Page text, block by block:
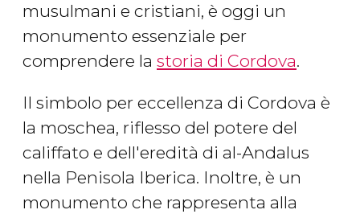
musulmani e cristiani, è oggi un
monumento essenziale per
comprendere la storia di Cordova.
Il simbolo per eccellenza di Cordova è
la moschea, riflesso del potere del
califfato e dell'eredità di al-Andalus
nella Penisola Iberica. Inoltre, è un
monumento che rappresenta alla